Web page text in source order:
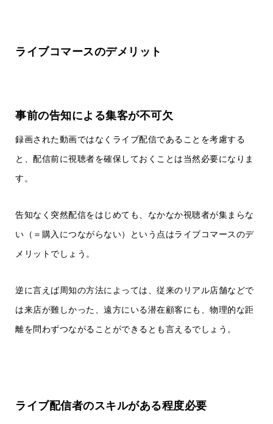
ライブコマースのデメリット
事前の告知による集客が不可欠
録画された動画ではなくライブ配信であることを考慮する
と、配信前に視聴者を確保しておくことは当然必要になりま
す。
告知なく突然配信をはじめても、なかなか視聴者が集まらな
い（＝購入につながらない）という点はライブコマースのデ
メリットでしょう。
逆に言えば周知の方法によっては、従来のリアル店舗などで
は来店が難しかった、遠方にいる潜在顧客にも、物理的な距
離を問わずつながることができるとも言えるでしょう。
ライブ配信者のスキルがある程度必要